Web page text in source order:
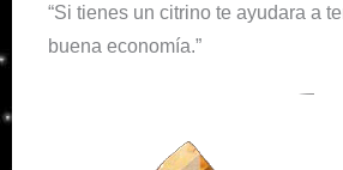
“Si tienes un citrino te ayudara a
buena economía.”